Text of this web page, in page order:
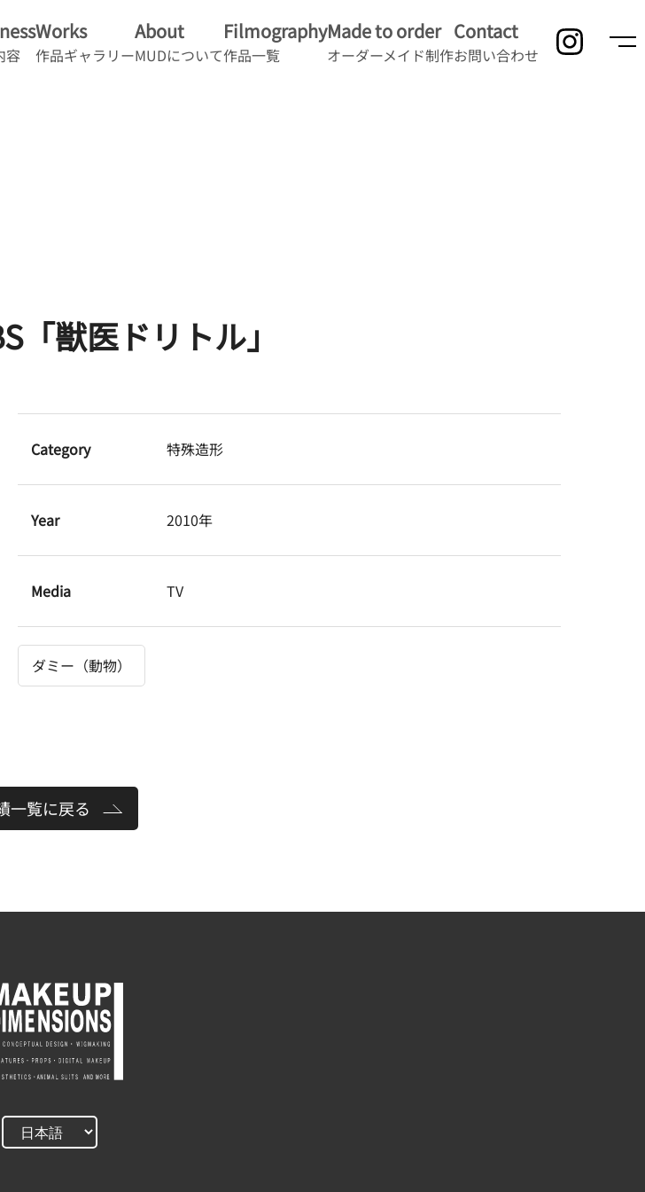
容
Works
作品ギャラリー
About
MUDについて
Filmography
作品一覧
Made to order
オーダーメイド制作
Contact
お問い合わせ
「獣医ドリトル」
Category 特殊造形
Year 2010年
Media TV
ダミー（動物）
一覧に戻る